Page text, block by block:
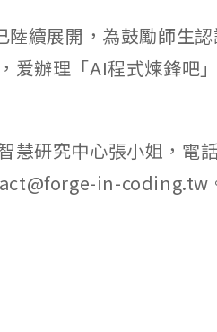
續展開，為鼓勵師生
爱辦理「AI程式煉鋒吧
慧研究中心張小姐，電
in-coding.tw